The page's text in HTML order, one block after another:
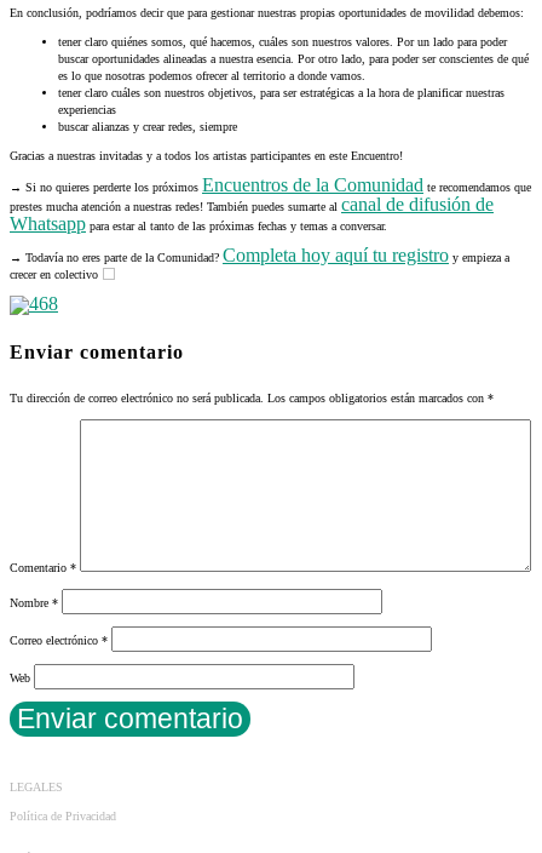
En conclusión, podríamos decir que para gestionar nuestras propias oportunidades de movilidad debemos:
tener claro quiénes somos, qué hacemos, cuáles son nuestros valores. Por un lado para poder
buscar oportunidades alineadas a nuestra esencia. Por otro lado, para poder ser conscientes de qué
es lo que nosotras podemos ofrecer al territorio a donde vamos.
tener claro cuáles son nuestros objetivos, para ser estratégicas a la hora de planificar nuestras
experiencias
buscar alianzas y crear redes, siempre
Gracias a nuestras invitadas y a todos los artistas participantes en este Encuentro!
→ Si no quieres perderte los próximos Encuentros de la Comunidad te recomendamos que
prestes mucha atención a nuestras redes! También puedes sumarte al canal de difusión de
Whatsapp para estar al tanto de las próximas fechas y temas a conversar.
→ Todavía no eres parte de la Comunidad? Completa hoy aquí tu registro y empieza a
crecer en colectivo
Enviar comentario
Tu dirección de correo electrónico no será publicada. Los campos obligatorios están marcados con *
Comentario *
Nombre *
Correo electrónico *
Web
LEGALES
Política de Privacidad